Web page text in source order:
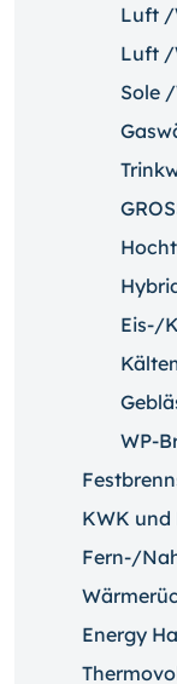
Luft /
Luft /
Sole
Eis-/
WP-
KWK und
Fern-/
Energy